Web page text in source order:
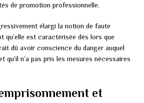
de promotion professionnelle.
élargi la notion de faute
qu’elle est caractérisée dès lors que
dû avoir conscience du danger auquel
qu’il n’a pas pris les mesures nécessaires
et